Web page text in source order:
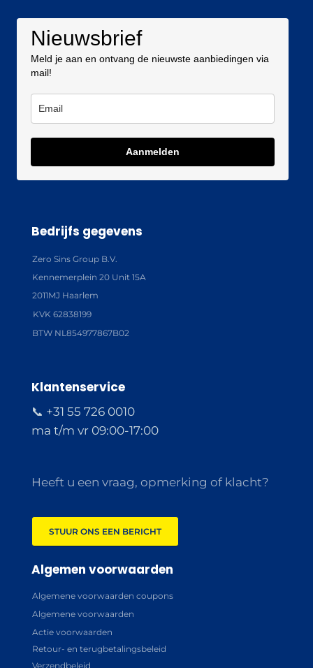
Nieuwsbrief
Meld je aan en ontvang de nieuwste aanbiedingen via
mail!
Aanmelden
Bedrijfs gegevens
Zero Sins Group B.V.
Kennemerplein 20 Unit 15A
2011MJ Haarlem
KVK 62838199
BTW NL854977867B02
Klantenservice
📞 +31 55 726 0010
ma t/m vr 09:00-17:00
Heeft u een vraag, opmerking of klacht?
STUUR ONS EEN BERICHT
Algemen voorwaarden
Algemene voorwaarden coupons
Algemene voorwaarden
Actie voorwaarden
Retour- en terugbetalingsbeleid
Verzendbeleid